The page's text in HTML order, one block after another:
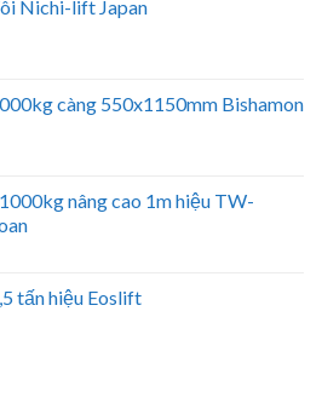
Nichi-lift Japan
càng 550x1150mm Bishamon
nâng cao 1m hiệu TW-
tấn hiệu Eoslift